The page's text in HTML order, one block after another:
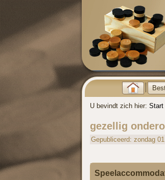
U bevindt zich hier: Start
gezellig
Gepubliceerd: zondag